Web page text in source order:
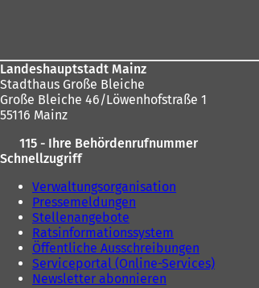
Landeshauptstadt Mainz
Stadthaus Große Bleiche
Große Bleiche 46/Löwenhofstraße 1
55116 Mainz
115 - Ihre Behördenrufnummer
Schnellzugriff
Verwaltungsorganisation
Pressemeldungen
Stellenangebote
Ratsinformationssystem
Öffentliche Ausschreibungen
Serviceportal (Online-Services)
Newsletter abonnieren